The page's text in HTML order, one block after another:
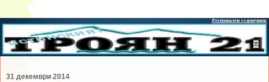
31 декември 2014